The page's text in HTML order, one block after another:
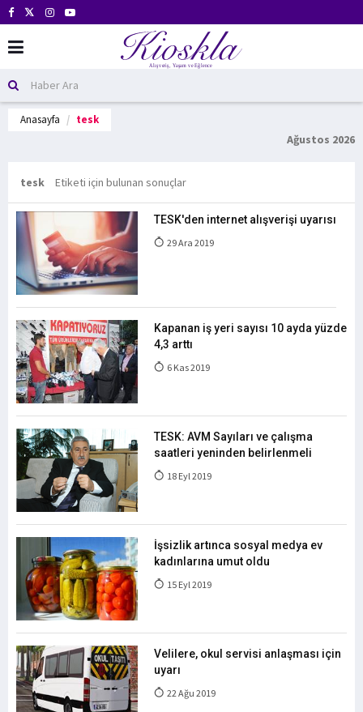
Anasayfa tesk
Ağustos 2026
tesk Etiketi için bulunan sonuçlar
TESK'den internet alışverişi uyarısı
29 Ara 2019
Kapanan iş yeri sayısı 10 ayda yüzde
4,3 arttı
6 Kas 2019
TESK: AVM Sayıları ve çalışma
saatleri yeninden belirlenmeli
18 Eyl 2019
İşsizlik artınca sosyal medya ev
kadınlarına umut oldu
15 Eyl 2019
Velilere, okul servisi anlaşması için
uyarı
22 Ağu 2019